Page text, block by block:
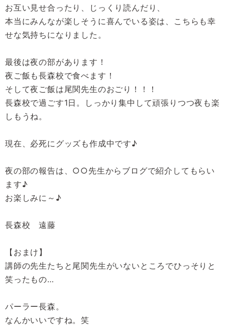
お互い見せ合ったり、じっくり読んだり、
本当にみんなが楽しそうに喜んでいる姿は、こちらも幸
せな気持ちになりました。
最後は夜の部があります！
夜ご飯も長森校で食べます！
そして夜ご飯は尾関先生のおごり！！！
長森校で過ごす1日。しっかり集中して頑張りつつ夜も楽
しもうね。
現在、必死にグッズも作成中です♪
夜の部の報告は、○○先生からブログで紹介してもらい
ます♪
お楽しみに～♪
長森校 遠藤
【おまけ】
講師の先生たちと尾関先生がいないところでひっそりと
笑ったもの…
パーラー長森。
なんかいいですね。笑